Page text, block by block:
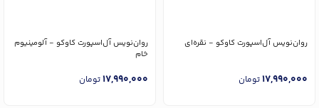
روان‌نویس آل‌اسپورت کاوکو - نقره‌ای
17,990,000تومان
روان‌نویس آل‌اسپورت کاوکو - آلومینیوم
خام
17,990,000تومان